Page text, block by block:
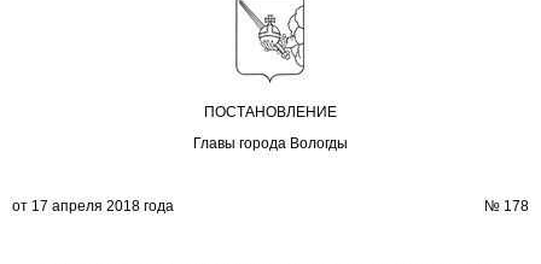
ПОСТАНОВЛЕНИЕ
Главы города Вологды
от 17 апреля 2018 года № 178